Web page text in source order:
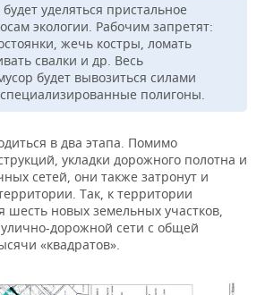
уделяться пристальное
экологии. Рабочим запретят:
жечь костры, ломать
свалки и др. Весь
будет вывозиться силами
полигоны.
в два этапа. Помимо
укладки дорожного полотна и
сетей, они также затронут и
Так, к территории
шесть новых земельных участков,
дорожной сети с общей
«квадратов».